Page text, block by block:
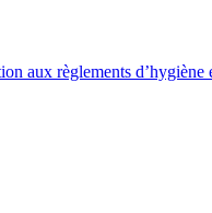
aux règlements d’hygiène